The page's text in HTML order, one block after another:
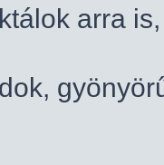
arra